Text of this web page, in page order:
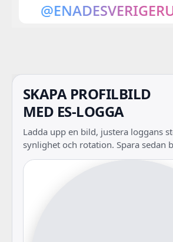
SKAPA PROFILBILD
MED ES-LOGGA
Ladda upp en bild, justera loggans
synlighet och rotation. Spara sedan